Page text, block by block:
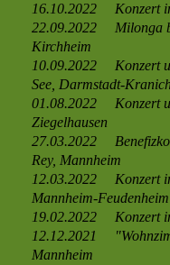
16.10.2022 Konzert
22.09.2022 Milonga
Kirchheim
10.09.2022 Konzert
See, Darmstadt-
01.08.2022 Konzert
Ziegelhausen
27.03.2022
Rey, Mannheim
12.03.2022 Konzert
Mannheim-Feudenheim
19.02.2022 Konzert
12.12.2021
Mannheim